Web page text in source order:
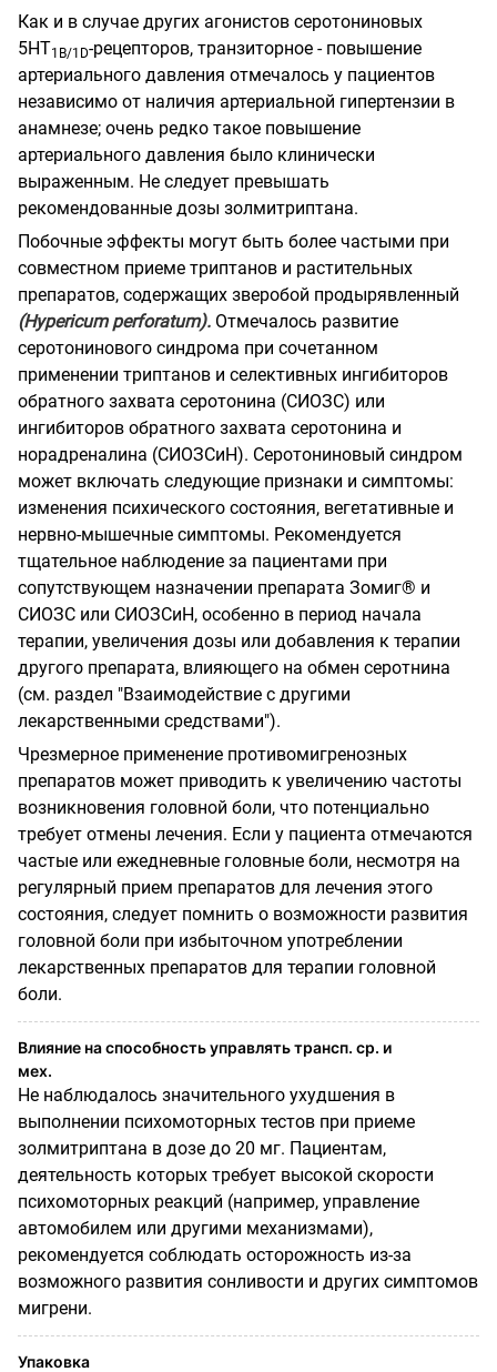
Как и в случае других агонистов серотониновых
5НТ1 B/1D-рецепторов, транзиторное - повышение
артериального давления отмечалось у пациентов
независимо от наличия артериальной гипертензии в
анамнезе; очень редко такое повышение
артериального давления было клинически
выраженным. Не следует превышать
рекомендованные дозы золмитриптана.
Побочные эффекты могут быть более частыми при
совместном приеме триптанов и растительных
препаратов, содержащих зверобой продырявленный
(Hypericum perforatum). Отмечалось развитие
серотонинового синдрома при сочетанном
применении триптанов и селективных ингибиторов
обратного захвата серотонина (СИОЗС) или
ингибиторов обратного захвата серотонина и
норадреналина (СИОЗСиН). Серотониновый синдром
может включать следующие признаки и симптомы:
изменения психического состояния, вегетативные и
нервно-мышечные симптомы. Рекомендуется
тщательное наблюдение за пациентами при
сопутствующем назначении препарата Зомиг® и
СИОЗС или СИОЗСиН, особенно в период начала
терапии, увеличения дозы или добавления к терапии
другого препарата, влияющего на обмен серотнина
(см. раздел "Взаимодействие с другими
лекарственными средствами").
Чрезмерное применение противомигренозных
препаратов может приводить к увеличению частоты
возникновения головной боли, что потенциально
требует отмены лечения. Если у пациента отмечаются
частые или ежедневные головные боли, несмотря на
регулярный прием препаратов для лечения этого
состояния, следует помнить о возможности развития
головной боли при избыточном употреблении
лекарственных препаратов для терапии головной
боли.
Влияние на способность управлять трансп. ср. и
мех.
Не наблюдалось значительного ухудшения в
выполнении психомоторных тестов при приеме
золмитриптана в дозе до 20 мг. Пациентам,
деятельность которых требует высокой скорости
психомоторных реакций (например, управление
автомобилем или другими механизмами),
рекомендуется соблюдать осторожность из-за
возможного развития сонливости и других симптомов
мигрени.
Упаковка